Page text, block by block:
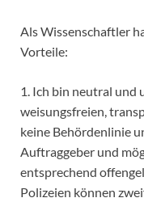
Als Wissenschaftler
Vorteile:
1. Ich bin neutral und
weisungsfreien,
keine Behördenlinie
Auftraggeber und
entsprechend
Polizeien können